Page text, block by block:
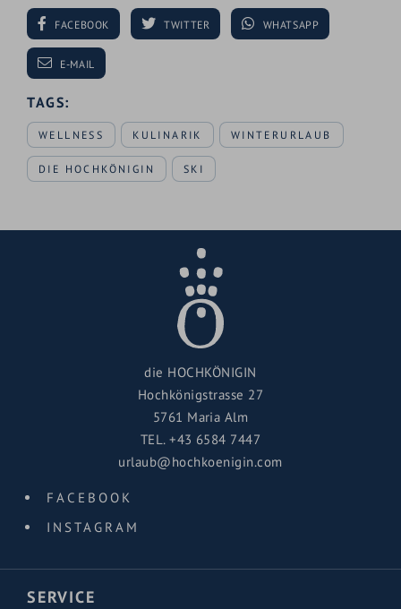
FACEBOOK TWITTER WHATSAPP
E-MAIL
TAGS:
WELLNESS KULINARIK WINTERURLAUB
DIE HOCHKÖNIGIN SKI
die HOCHKÖNIGIN
Hochkönigstrasse 27
5761 Maria Alm
TEL.+43 6584 7447
urlaub@hochkoenigin.com
FACEBOOK
INSTAGRAM
SERVICE